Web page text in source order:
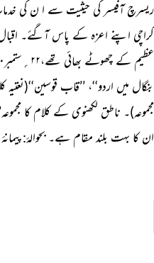
کراچی اپنے اعزہ کے پاس آگئے۔
بنگال میں اردو‘‘، ’’قاب
مجموعہ)۔ ناطق لکھنوی کے کلام کا
ان کا بہت بلند مقام ہے۔